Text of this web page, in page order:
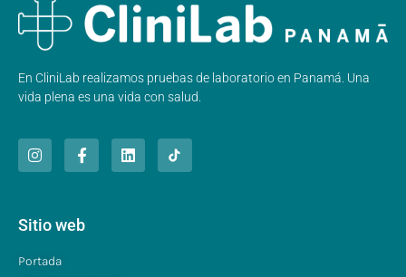
En CliniLab realizamos pruebas de laboratorio en Panamá. Una
vida plena es una vida con salud.
Sitio web
Portada